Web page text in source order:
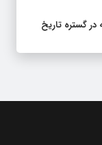
گستره تاریخ